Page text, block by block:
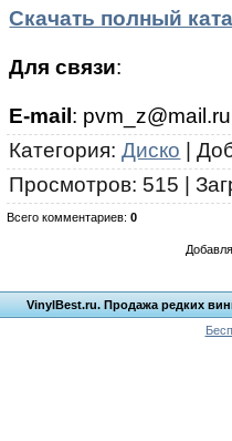
Скачать полный
Для связи:
E-mail : pvm_z@mail.ru
Категория: Диско |
Просмотров: 515 |
Всего комментариев:0
VinylBest.ru. Продажа редких